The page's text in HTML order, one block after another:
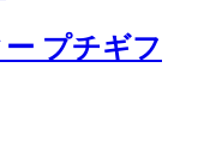
プチギフ